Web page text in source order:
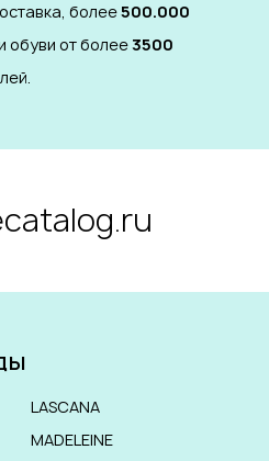
более500.000
от более3500
LASCANA
MADELEINE